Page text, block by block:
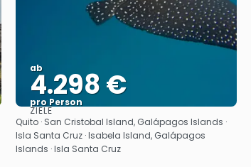
ab
4.298 €
pro Person
Sehen
ZIELE
Quito · San Cristobal Island, Galápagos Islands ·
Isla Santa Cruz · Isabela Island, Galápagos
Islands · Isla Santa Cruz